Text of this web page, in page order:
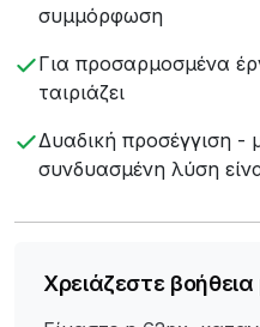
συμμόρφωση
Για προσαρμοσμένα
ταιριάζει
Δυαδική προσέγγιση -
συνδυασμένη λύση
Χρειάζεστε